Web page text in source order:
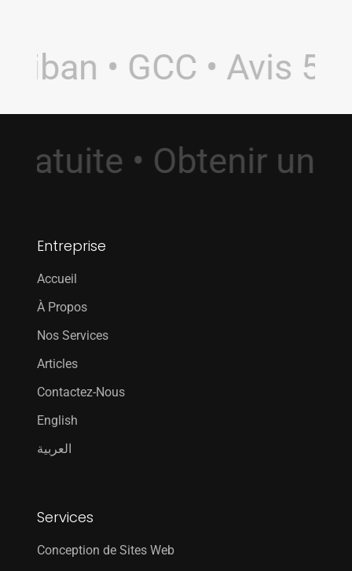
• GCC • Avis
• Obtenir un
Entreprise
Accueil
À Propos
Nos Services
Articles
Contactez-Nous
English
العربية
Services
Conception de Sites Web